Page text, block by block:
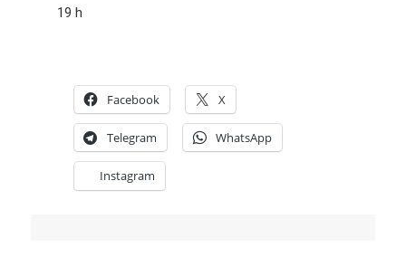
19 h
Facebook X
Telegram WhatsApp
Instagram